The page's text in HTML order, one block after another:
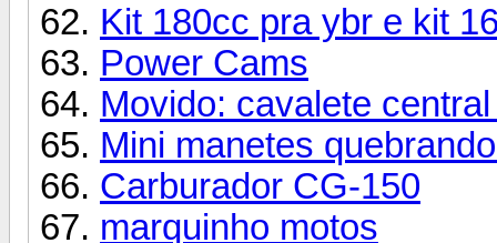
Kit 180cc pra ybr e kit
Power Cams
Movido: cavalete
Mini manetes
Carburador CG-150
marquinho motos